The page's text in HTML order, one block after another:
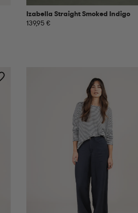
Izabella Straight Smoked Indigo
139,95 €